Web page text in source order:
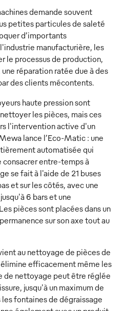
demande souvent
petites particules de saleté
d’importants
manufacturière, les
le processus de production,
réparation ratée due à des
des clients mécontents.
haute pression sont
les pièces, mais ces
l'intervention active d'un
lance l’Eco-Matic : une
automatisée qui
consacrer entre-temps à
se fait à l'aide de 21 buses
et sur les côtés, avec une
6 bars et une
pièces sont placées dans un
sur son axe tout au
au nettoyage de pièces de
efficacement même les
de nettoyage peut être réglée
jusqu'à un maximum de
fontaines de dégraissage